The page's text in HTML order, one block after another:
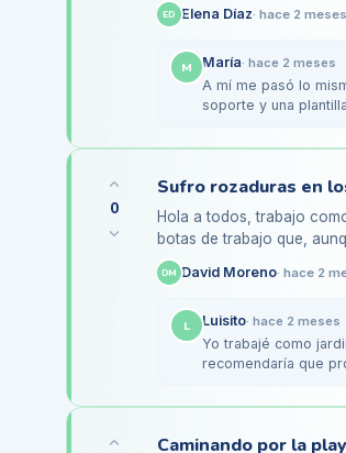
ED Elena Díaz· hace 2 meses
M María· hace 2 meses
A mí me pasó lo
soporte y una
0
Sufro rozaduras en
Hola a todos, trabajo
botas de trabajo que,
los pies. He probado…
DM David Moreno· hace 2
L Luisito· hace 2 meses
Yo trabajé como
recomendaría que
Caminando por la